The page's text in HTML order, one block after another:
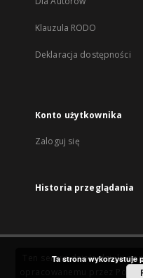
Klauzula RODO
Deklaracja dostępności
Konto użytkownika
Zaloguj się
Historia przeglądania
Ten serwis działa dzięki
Ta strona wykorzystuje